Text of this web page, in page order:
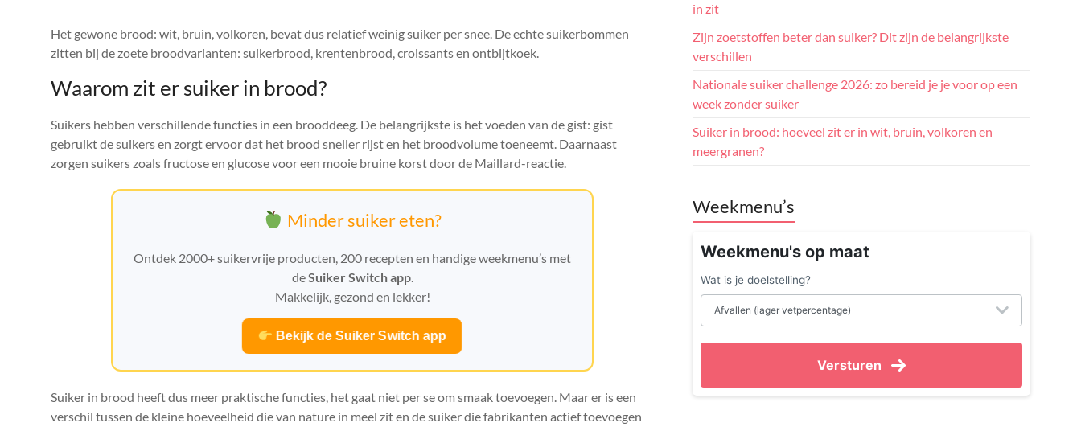
Het gewone brood: wit, bruin, volkoren, bevat dus relatief weinig suiker per snee. De echte suikerbommen
zitten bij de zoete broodvarianten: suikerbrood, krentenbrood, croissants en ontbijtkoek.
Waarom zit er suiker in brood?
Suikers hebben verschillende functies in een brooddeeg. De belangrijkste is het voeden van de gist: gist
gebruikt de suikers en zorgt ervoor dat het brood sneller rijst en het broodvolume toeneemt. Daarnaast
zorgen suikers zoals fructose en glucose voor een mooie bruine korst door de Maillard-reactie.
Minder suiker eten?
Ontdek 2000+ suikervrije producten, 200 recepten en handige weekmenu’s met
deSuiker Switch app.
Makkelijk, gezond en lekker!
Bekijk de Suiker Switch app
Suiker in brood heeft dus meer praktische functies, het gaat niet per se om smaak toevoegen. Maar er is een
verschil tussen de kleine hoeveelheid die van nature in meel zit en de suiker die fabrikanten actief toevoegen
in zit
Zijn zoetstoffen beter dan suiker? Dit zijn de belangrijkste
verschillen
Nationale suiker challenge 2026: zo bereid je je voor op een
week zonder suiker
Suiker in brood: hoeveel zit er in wit, bruin, volkoren en
meergranen?
Weekmenu’s
Weekmenu's op maat
Wat is je doelstelling?
Versturen